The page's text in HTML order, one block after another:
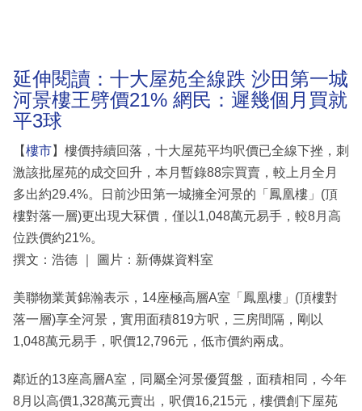
延伸閱讀：十大屋苑全線跌 沙田第一城
河景樓王劈價21% 網民：遲幾個月買就
平3球
【樓市】樓價持續回落，十大屋苑平均呎價已全線下挫，刺
激該批屋苑的成交回升，本月暫錄88宗買賣，較上月全月
多出約29.4%。日前沙田第一城擁全河景的「鳳凰樓」(頂
樓對落一層)更出現大冧價，僅以1,048萬元易手，較8月高
位跌價約21%。
撰文：浩德 ｜ 圖片：新傳媒資料室
美聯物業黃錦瀚表示，14座極高層A室「鳳凰樓」(頂樓對
落一層)享全河景，實用面積819方呎，三房間隔，剛以
1,048萬元易手，呎價12,796元，低市價約兩成。
鄰近的13座高層A室，同屬全河景優質盤，面積相同，今年
8月以高價1,328萬元賣出，呎價16,215元，樓價創下屋苑